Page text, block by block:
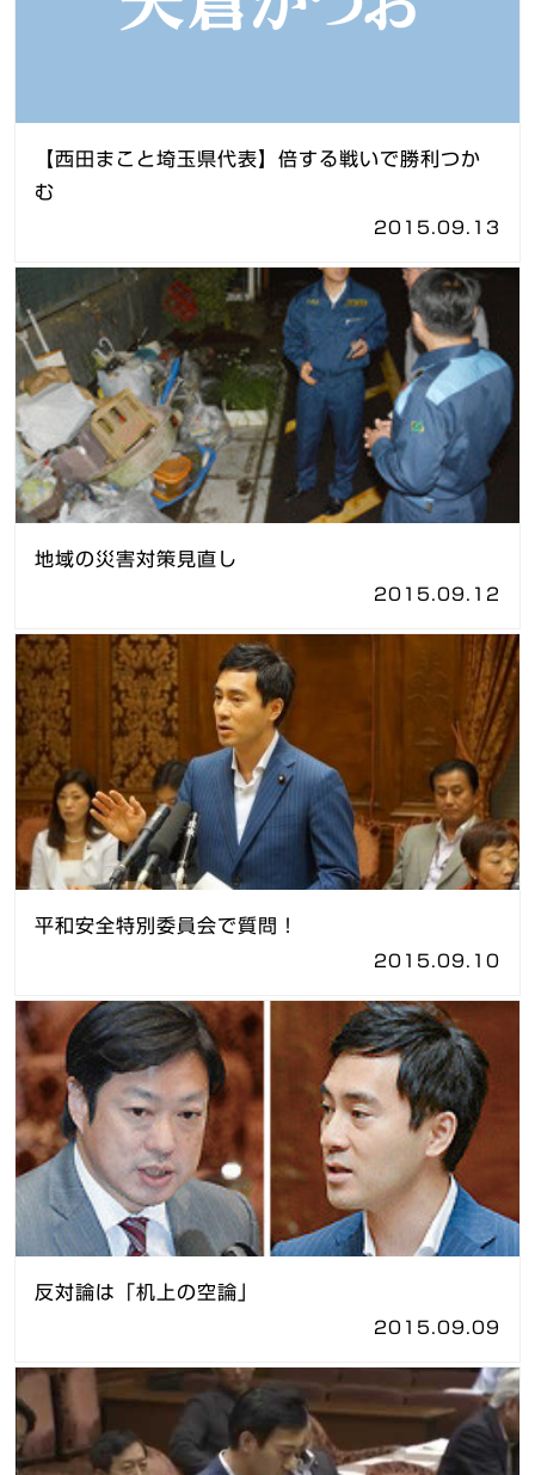
【西田まこと埼玉県代表】倍する戦いで勝利つか
む
2015.09.13
地域の災害対策見直し
2015.09.12
平和安全特別委員会で質問！
2015.09.10
反対論は「机上の空論」
2015.09.09